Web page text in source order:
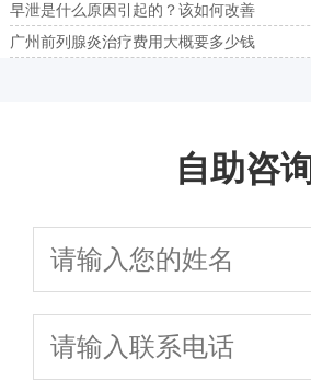
早泄是什么原因引起的？该如何改善
广州前列腺炎治疗费用大概要多少钱
自助咨